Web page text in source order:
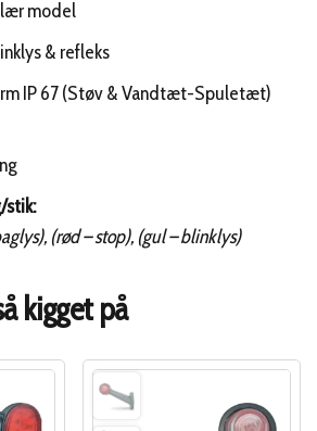
model
& refleks
IP 67 (Støv & Vandtæt-Spuletæt)
stik:
(rød – stop), (gul – blinklys)
kigget på